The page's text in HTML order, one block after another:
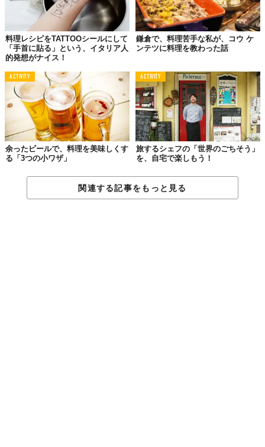
料理レシピをTATTOOシールにして
「手首に貼る」という、イタリア人
的発想がナイス！
鎌倉で、料理苦手な私が、コウ ケ
ンテツに料理を教わった話
ACTIVITY
余ったビールで、料理を美味しくす
る「3つの小ワザ」
ACTIVITY
旅するシェフの「世界のごちそう」
を、自宅で楽しもう！
関連する記事をもっと見る